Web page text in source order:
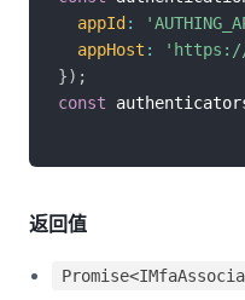
appId:
appHost : 'https://
}) ;
const
返回值